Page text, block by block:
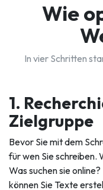
Wie
In vier Schritten
1.
Zielgruppe
Bevor Sie mit dem
für wen Sie schreiben.
Was suchen sie
können Sie Texte